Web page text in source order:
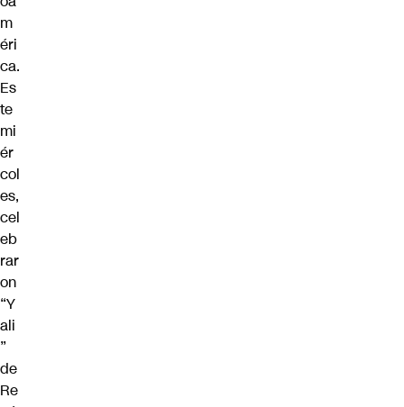
m
éri
ca.
Es
te
mi
ér
col
es,
cel
eb
rar
on
“Y
ali
”
de
Re